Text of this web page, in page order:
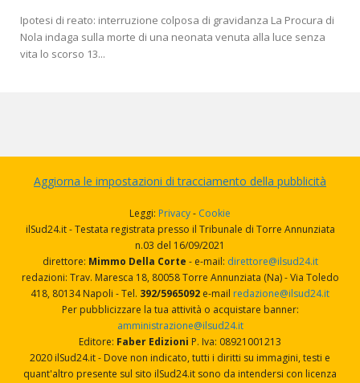
Ipotesi di reato: interruzione colposa di gravidanza La Procura di
Nola indaga sulla morte di una neonata venuta alla luce senza
vita lo scorso 13...
Aggiorna le impostazioni di tracciamento della pubblicità
Leggi: Privacy- Cookie
ilSud24.it - Testata registrata presso il Tribunale di Torre Annunziata
n.03 del 16/09/2021
direttore: Mimmo Della Corte - e-mail: direttore@ilsud24.it
redazioni: Trav. Maresca 18, 80058 Torre Annunziata (Na) - Via Toledo
418, 80134 Napoli - Tel. 392/5965092 e-mail redazione@ilsud24.it
Per pubblicizzare la tua attività o acquistare banner:
amministrazione@ilsud24.it
Editore: Faber Edizioni P. Iva: 08921001213
2020 ilSud24.it - Dove non indicato, tutti i diritti su immagini, testi e
quant'altro presente sul sito ilSud24.it sono da intendersi con licenza